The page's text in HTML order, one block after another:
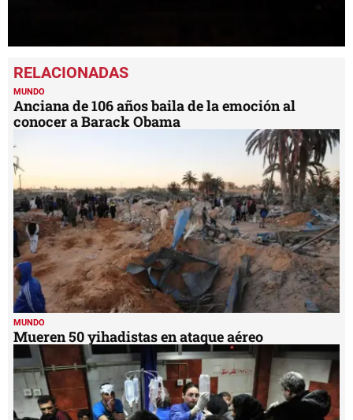
seconds
of
49
seconds
MUNDO
Anciana de 106 años baila de la emoción al
conocer a Barack Obama
MUNDO
Mueren 50 yihadistas en ataque aéreo